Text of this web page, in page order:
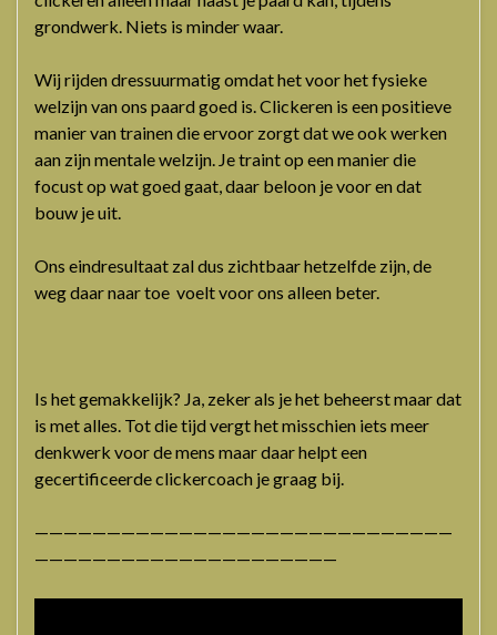
grondwerk. Niets is minder waar.
Wij rijden dressuurmatig omdat het voor het fysieke
welzijn van ons paard goed is. Clickeren is een positieve
manier van trainen die ervoor zorgt dat we ook werken
aan zijn mentale welzijn. Je traint op een manier die
focust op wat goed gaat, daar beloon je voor en dat
bouw je uit.
Ons eindresultaat zal dus zichtbaar hetzelfde zijn, de
weg daar naar toe voelt voor ons alleen beter.
Is het gemakkelijk? Ja, zeker als je het beheerst maar dat
is met alles. Tot die tijd vergt het misschien iets meer
denkwerk voor de mens maar daar helpt een
gecertificeerde clickercoach je graag bij.
—————————————————————————————
—————————————————————